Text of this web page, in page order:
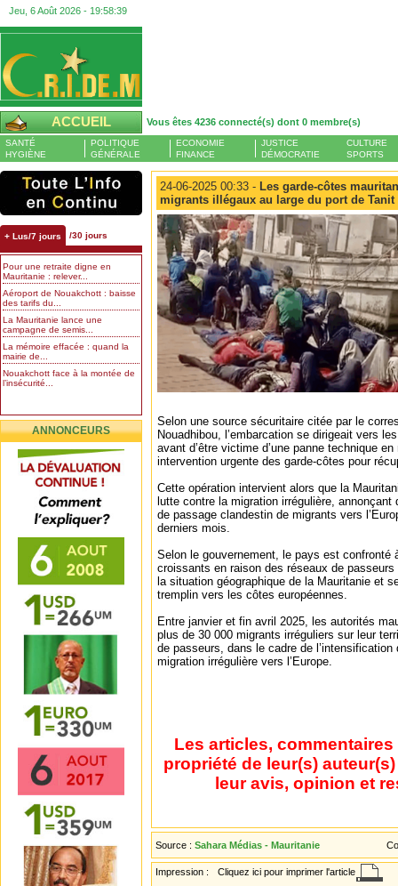
Jeu, 6 Août 2026 - 19:58:40
ACCUEIL Vous êtes 4236 connecté(s) dont 0 membre(s)
SANTÉ
HYGIÈNE
POLITIQUE
GÉNÉRALE
ECONOMIE
FINANCE
JUSTICE
DÉMOCRATIE
CULTURE
SPORTS
+ Lus/7 jours /30 jours
Pour une retraite digne en
Mauritanie : relever...
Aéroport de Nouakchott : baisse
des tarifs du...
La Mauritanie lance une
campagne de semis...
La mémoire effacée : quand la
mairie de...
Nouakchott face à la montée de
l’insécurité...
ANNONCEURS
24-06-2025 00:33 - Les garde-côtes
migrants illégaux au large du port de Tanit
Selon une source sécuritaire citée par le
Nouadhibou, l’embarcation se dirigeait vers
avant d’être victime d’une panne technique
intervention urgente des garde-côtes pour
Cette opération intervient alors que la
lutte contre la migration irrégulière,
de passage clandestin de migrants vers
derniers mois.
Selon le gouvernement, le pays est confronté
croissants en raison des réseaux de
la situation géographique de la Mauritanie et
tremplin vers les côtes européennes.
Entre janvier et fin avril 2025, les autorités
plus de 30 000 migrants irréguliers sur leur
de passeurs, dans le cadre de
migration irrégulière vers l’Europe.
Les articles,
propriété de leur(s)
leur avis, opinion et
Source : Sahara Médias - Mauritanie
Impression : Cliquez ici pour imprimer l'article